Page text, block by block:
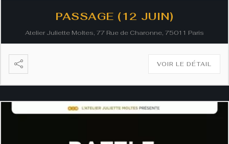
PASSAGE (12 JUIN)
Atelier Juliette Moltes, 77 Rue de Charonne, 75011 Paris
VOIR LE DÉTAIL